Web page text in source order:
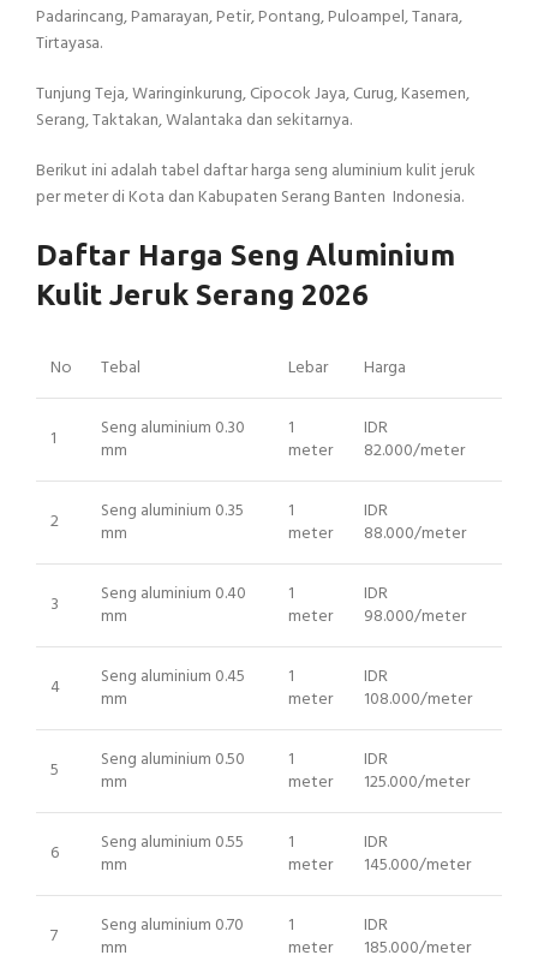
Padarincang, Pamarayan, Petir, Pontang, Puloampel, Tanara,
Tirtayasa.
Tunjung Teja, Waringinkurung, Cipocok Jaya, Curug, Kasemen,
Serang, Taktakan, Walantaka dan sekitarnya.
Berikut ini adalah tabel daftar harga seng aluminium kulit jeruk
per meter di Kota dan Kabupaten Serang Banten Indonesia.
Daftar Harga Seng Aluminium
Kulit Jeruk Serang 2026
No Tebal Lebar Harga
1
Seng aluminium 0.30
mm
1
meter
IDR
82.000/meter
2
Seng aluminium 0.35
mm
1
meter
IDR
88.000/meter
3
Seng aluminium 0.40
mm
1
meter
IDR
98.000/meter
4
Seng aluminium 0.45
mm
1
meter
IDR
108.000/meter
5
Seng aluminium 0.50
mm
1
meter
IDR
125.000/meter
6
Seng aluminium 0.55
mm
1
meter
IDR
145.000/meter
7
Seng aluminium 0.70
mm
1
meter
IDR
185.000/meter